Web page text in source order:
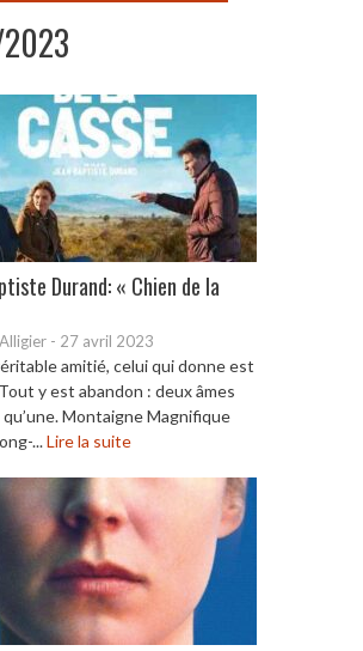
Durand: « Chien de la
- 27 avril 2023
amitié, celui qui donne est
y est abandon : deux âmes
qu’une. Montaigne Magnifique
...Lire la suite